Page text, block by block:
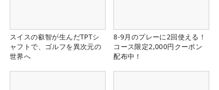
スイスの叡智が生んだTPTシ
ャフトで、ゴルフを異次元の
世界へ
8-9月のプレーに2回使える！
コース限定2,000円クーポン
配布中！